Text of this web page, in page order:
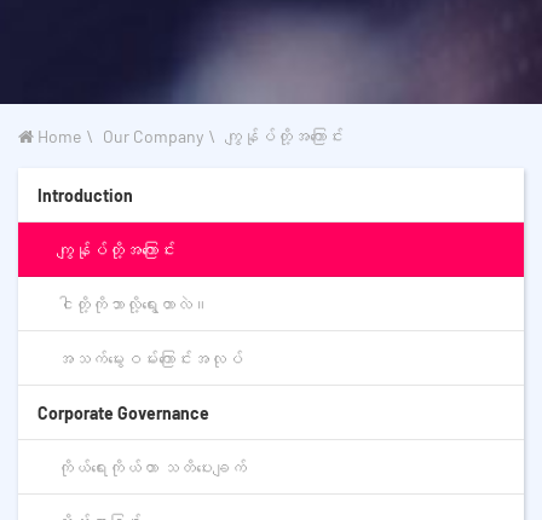
Home Our Company ကျွန်ုပ်တို့အကြောင်း
Introduction
ကျွန်ုပ်တို့အကြောင်း
ငါတို့ကိုဘာလို့ရွေးတာလဲ။
အသက်မွေးဝမ်းကြောင်းအလုပ်
Corporate Governance
ကိုယ်ရေးကိုယ်တာ သတိပေးချက်